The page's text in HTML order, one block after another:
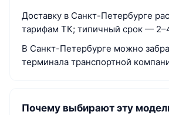
Доставку в Санкт-Петербурге
тарифам ТК; типичный срок —
В Санкт-Петербурге можно
терминала транспортной
Почему выбирают эту